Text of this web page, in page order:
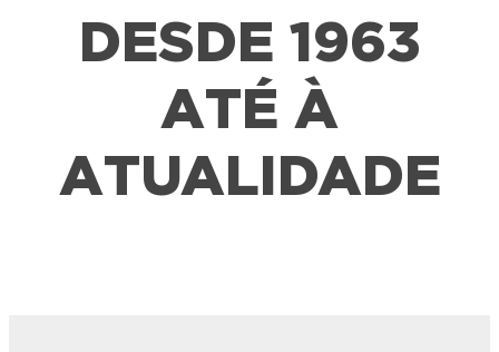
DESDE 1963
ATÉ À
ATUALIDADE